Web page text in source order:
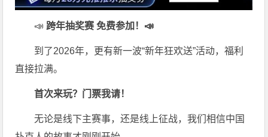
📣跨年抽奖赛 免费参加 ！📣
到了2026年，更有新一波“新年狂欢送”活动，福利
直接拉满。
首次来玩？门票我请！
无论是线下主赛事，还是线上征战，我们相信中国